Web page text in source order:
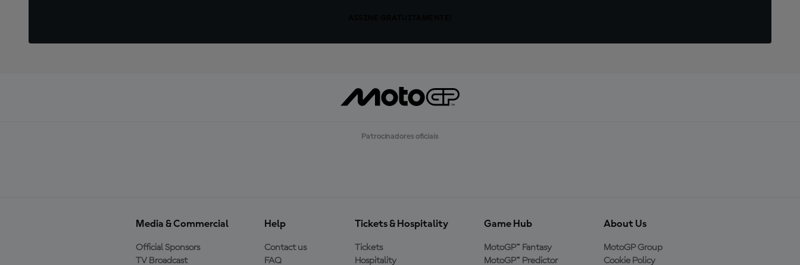
Patrocinadores oficiais
Media & Commercial
Official Sponsors
TV Broadcast
Help
Contact us
FAQ
Tickets & Hospitality
Tickets
Hospitality
Game Hub
MotoGP™ Fantasy
MotoGP™ Predictor
About Us
MotoGP Group
Cookie Policy